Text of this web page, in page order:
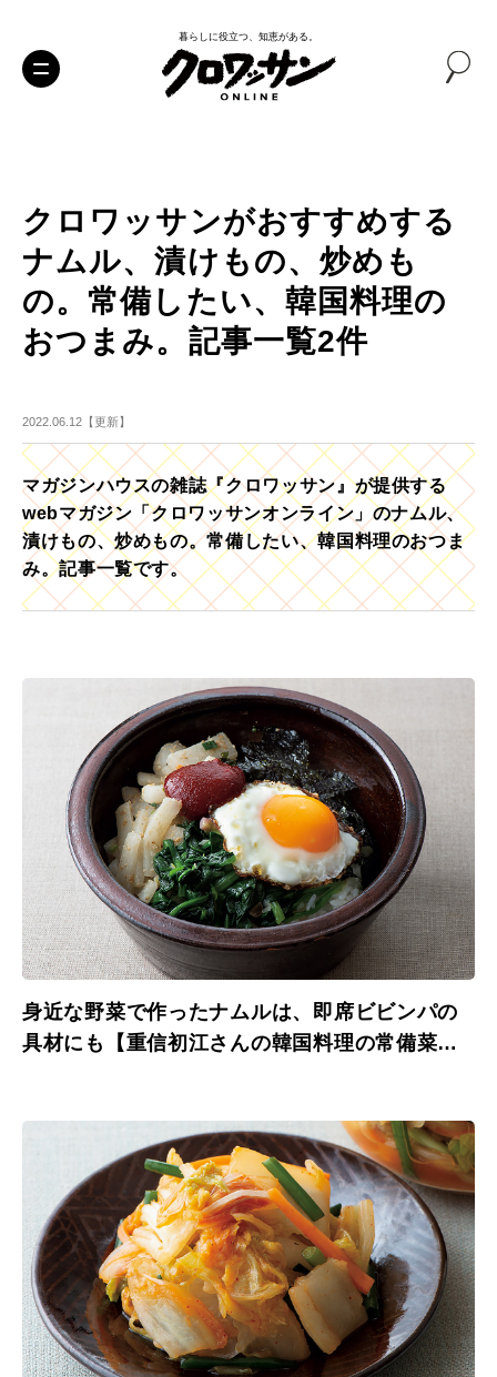
暮らしに役立つ、知恵がある。
クロワッサンがおすすめする
ナムル、漬けもの、炒めも
の。常備したい、韓国料理の
おつまみ。記事一覧2件
2022.06.12【更新】
マガジンハウスの雑誌『クロワッサン』が提供する
webマガジン「クロワッサンオンライン」のナムル、
漬けもの、炒めもの。常備したい、韓国料理のおつま
み。記事一覧です。
身近な野菜で作ったナムルは、即席ビビンパの
具材にも【重信初江さんの韓国料理の常備菜レ